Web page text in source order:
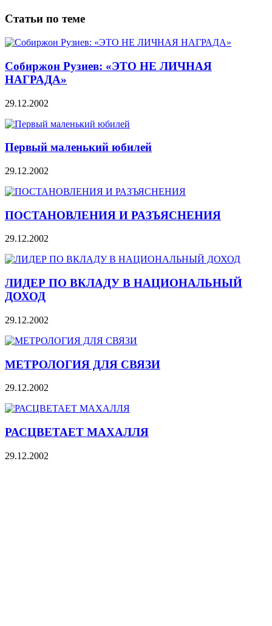
Статьи по теме
Собиржон Рузиев: «ЭТО НЕ ЛИЧНАЯ
НАГРАДА»
29.12.2002
Первый маленький юбилей
29.12.2002
ПОСТАНОВЛЕНИЯ И РАЗЪЯСНЕНИЯ
29.12.2002
ЛИДЕР ПО ВКЛАДУ В НАЦИОНАЛЬНЫЙ
ДОХОД
29.12.2002
МЕТРОЛОГИЯ ДЛЯ СВЯЗИ
29.12.2002
РАСЦВЕТАЕТ МАХАЛЛЯ
29.12.2002